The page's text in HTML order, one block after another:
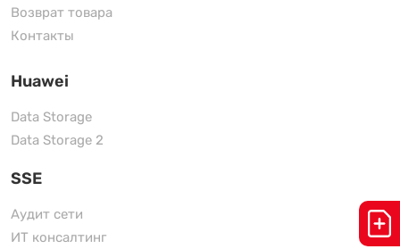
Возврат товара
Контакты
Huawei
Data Storage
Data Storage 2
SSE
Аудит сети
ИТ консалтинг